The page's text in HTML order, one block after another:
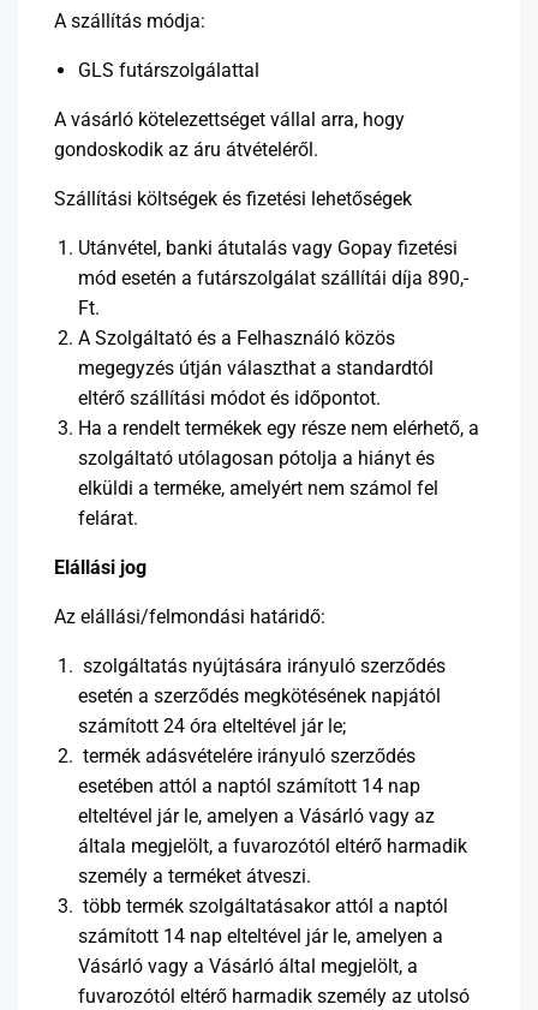
A szállítás módja:
GLS futárszolgálattal
A vásárló kötelezettséget vállal arra, hogy
gondoskodik az áru átvételéről.
Szállítási költségek és fizetési lehetőségek
Utánvétel, banki átutalás vagy Gopay fizetési
mód esetén a futárszolgálat szállítái díja 890,-
Ft.
A Szolgáltató és a Felhasználó közös
megegyzés útján választhat a standardtól
eltérő szállítási módot és időpontot.
Ha a rendelt termékek egy része nem elérhető, a
szolgáltató utólagosan pótolja a hiányt és
elküldi a terméke, amelyért nem számol fel
felárat.
Elállási jog
Az elállási/felmondási határidő:
szolgáltatás nyújtására irányuló szerződés
esetén a szerződés megkötésének napjától
számított 24 óra elteltével jár le;
termék adásvételére irányuló szerződés
esetében attól a naptól számított 14 nap
elteltével jár le, amelyen a Vásárló vagy az
általa megjelölt, a fuvarozótól eltérő harmadik
személy a terméket átveszi.
több termék szolgáltatásakor attól a naptól
számított 14 nap elteltével jár le, amelyen a
Vásárló vagy a Vásárló által megjelölt, a
fuvarozótól eltérő harmadik személy az utolsó